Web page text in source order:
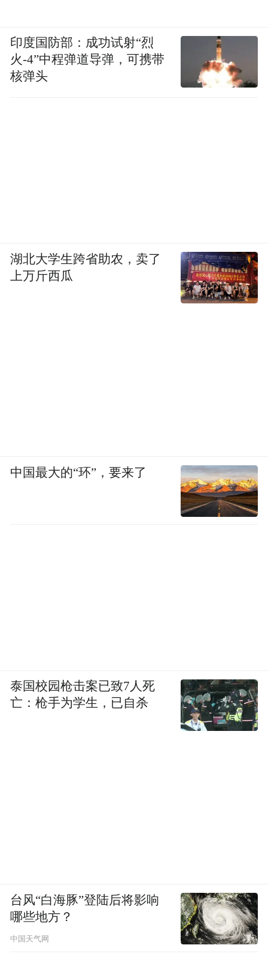
印度国防部：成功试射“烈
火-4”中程弹道导弹，可携带
核弹头
湖北大学生跨省助农，卖了
上万斤西瓜
中国最大的“环”，要来了
泰国校园枪击案已致7人死
亡：枪手为学生，已自杀
台风“白海豚”登陆后将影响
哪些地方？
中国天气网